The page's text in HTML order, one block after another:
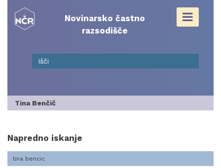
content
Novinarsko častno
razsodišče
Tina Benčič
Napredno iskanje